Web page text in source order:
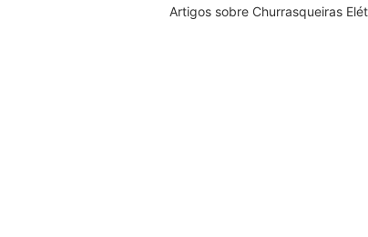
Artigos sobre Churrasqueiras